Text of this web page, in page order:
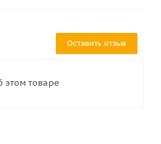
Оставить отзыв
этом товаре